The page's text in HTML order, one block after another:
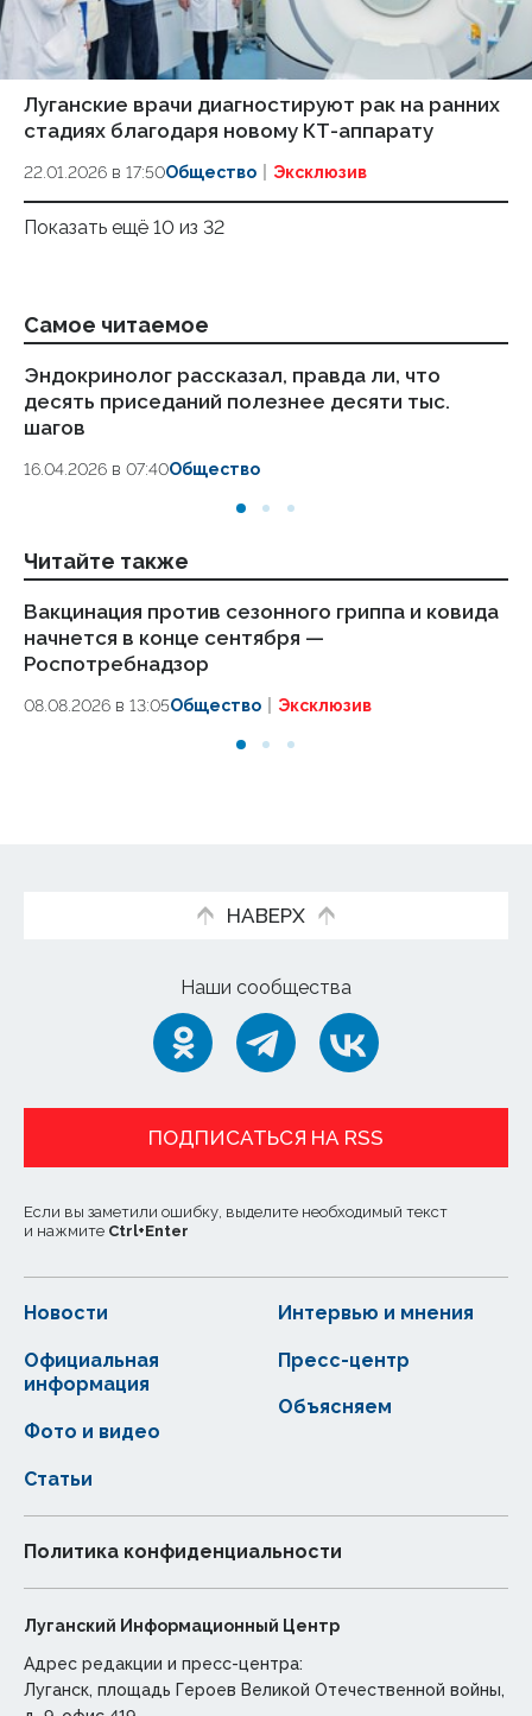
Луганские врачи диагностируют рак на ранних
стадиях благодаря новому КТ-аппарату
22.01.2026 в 17:50Общество Эксклюзив
Показать ещё 10 из 32
Самое читаемое
Эндокринолог рассказал, правда ли, что
десять приседаний полезнее десяти тыс.
шагов
16.04.2026 в 07:40Общество
Читайте также
Вакцинация против сезонного гриппа и ковида
начнется в конце сентября —
Роспотребнадзор
08.08.2026 в 13:05Общество Эксклюзив
НАВЕРХ
Наши сообщества
ПОДПИСАТЬСЯ НА RSS
Если вы заметили ошибку, выделите необходимый текст
и нажмите Ctrl+Enter
Новости
Статьи
Официальная
информация
Интервью и мнения
Фото и видео
Пресс-центр
Объясняем
Политика конфиденциальности
Луганский Информационный Центр
Адрес редакции и пресс-центра:
Луганск, площадь Героев Великой Отечественной войны,